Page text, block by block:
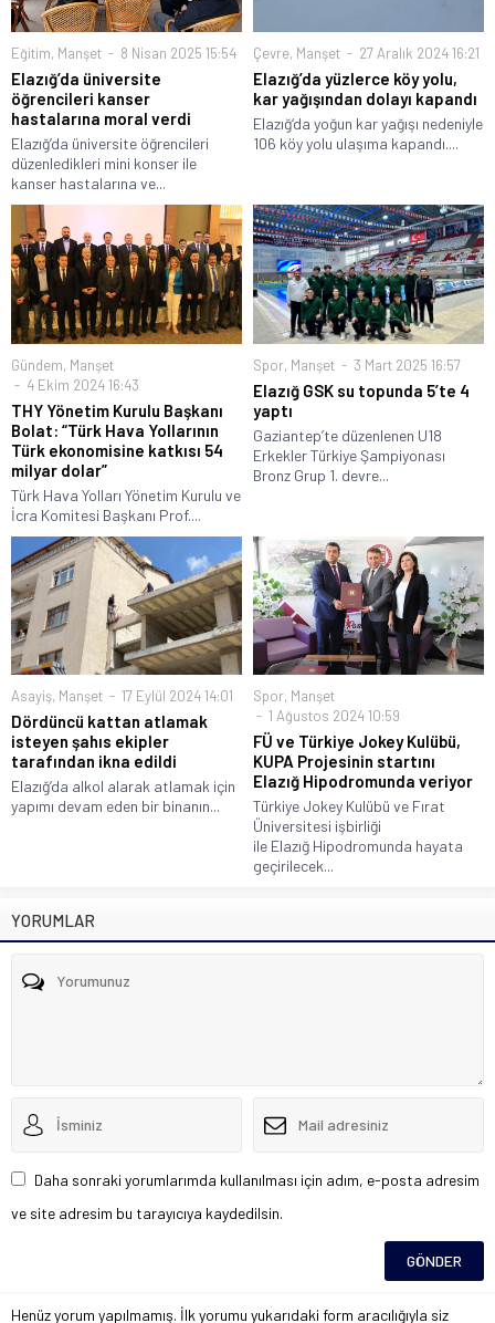
Eğitim, Manşet 8 Nisan 2025 15:54
Elazığ’da üniversite
öğrencileri kanser
hastalarına moral verdi
Elazığ’da üniversite öğrencileri
düzenledikleri mini konser ile
kanser hastalarına ve...
Çevre, Manşet 27 Aralık 2024 16:21
Elazığ’da yüzlerce köy yolu,
kar yağışından dolayı kapandı
Elazığ‘da yoğun kar yağışı nedeniyle
106 köy yolu ulaşıma kapandı....
Gündem, Manşet
4 Ekim 2024 16:43
THY Yönetim Kurulu Başkanı
Bolat: “Türk Hava Yollarının
Türk ekonomisine katkısı 54
milyar dolar”
Türk Hava Yolları Yönetim Kurulu ve
İcra Komitesi Başkanı Prof....
Spor, Manşet 3 Mart 2025 16:57
Elazığ GSK su topunda 5’te 4
yaptı
Gaziantep’te düzenlenen U18
Erkekler Türkiye Şampiyonası
Bronz Grup 1. devre...
Asayiş, Manşet 17 Eylül 2024 14:01
Dördüncü kattan atlamak
isteyen şahıs ekipler
tarafından ikna edildi
Elazığ’da alkol alarak atlamak için
yapımı devam eden bir binanın...
Spor, Manşet
1 Ağustos 2024 10:59
FÜ ve Türkiye Jokey Kulübü,
KUPA Projesinin startını
Elazığ Hipodromunda veriyor
Türkiye Jokey Kulübü ve Fırat
Üniversitesi işbirliği
ile Elazığ Hipodromunda hayata
geçirilecek...
YORUMLAR
Daha sonraki yorumlarımda kullanılması için adım, e-posta adresim
ve site adresim bu tarayıcıya kaydedilsin.
Henüz yorum yapılmamış. İlk yorumu yukarıdaki form aracılığıyla siz